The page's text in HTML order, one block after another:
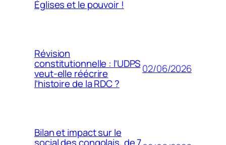
Églises et le pouvoir !
Révision
constitutionnelle : l’UDPS
veut-elle réécrire
l’histoire de la RDC ?
02/06/2026
Bilan et impact sur le